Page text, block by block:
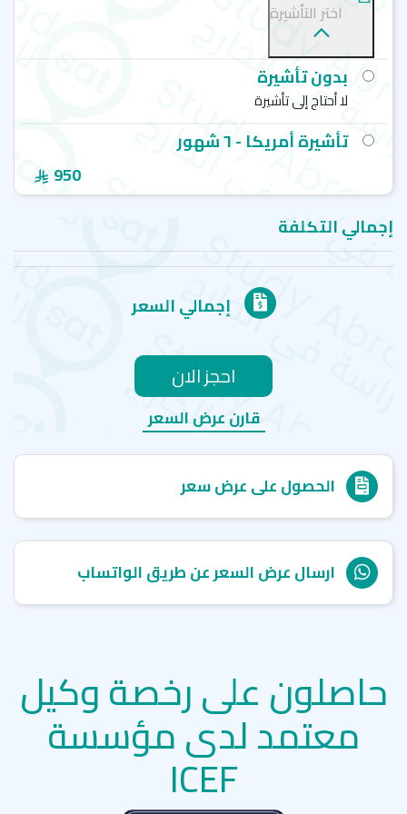
أولا - ميامي OHLA English School
أولا - تامبا OHLA English School
اختر التأشيرة
بدون تأشيرة
لا أحتاج إلى تأشيرة
تأشيرة أمريكا - ٦ شهور
950
إجمالي التكلفة
إجمالي السعر
احجز الان
قارن عرض السعر
الحصول على عرض سعر
ارسال عرض السعر عن طريق الواتساب
حاصلون على رخصة وكيل
معتمد لدى مؤسسة
ICEF